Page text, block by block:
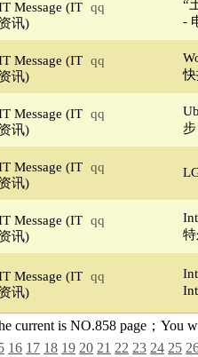
Message (IT
资讯)
qq
“
-
Message (IT
资讯)
qq
快
Message (IT
资讯)
qq
Message (IT
资讯)
qq
Message (IT
资讯)
qq
Message (IT
资讯)
qq
current is NO.858 page；You
16 17 18 19 20 21 22 23 24 25